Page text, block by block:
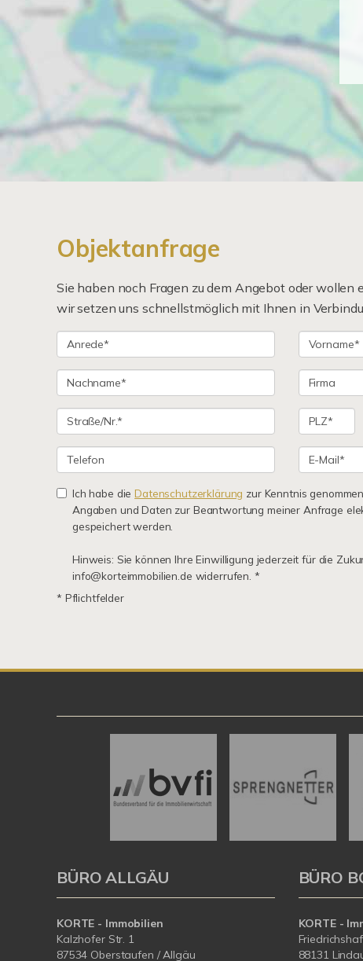
Objektanfrage
Sie haben noch Fragen zu dem Angebot oder
wir setzen uns schnellstmöglich mit Ihnen in
Ich habe dieDatenschutzerklärung zur Kenntnis
Angaben und Daten zur Beantwortung meiner Anfrage
gespeichert werden.
Hinweis: Sie können Ihre Einwilligung jederzeit für die
info@korteimmobilien.de widerrufen. *
* Pflichtfelder
BÜRO ALLGÄU
KORTE - Immobilien
Kalzhofer Str. 1
87534 Oberstaufen / Allgäu
BÜRO
KORTE -
88131